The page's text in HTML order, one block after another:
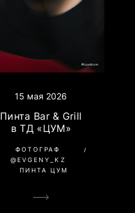
15 мая 2026
Пинта Bar & Grill
в ТД «ЦУМ»
ФОТОГРАФ
@EVGENY_KZ
ПИНТА ЦУМ